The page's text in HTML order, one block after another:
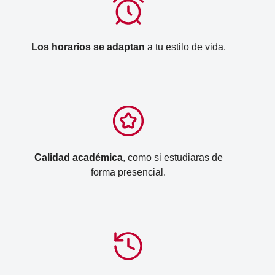
Los horarios se adaptan a tu estilo de vida.
Calidad académica, como si estudiaras de
forma presencial.